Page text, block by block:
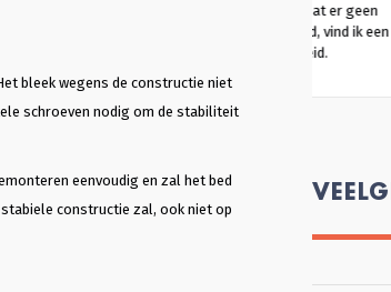
bleek wegens de constructie niet
schroeven nodig om de stabiliteit
eenvoudig en zal het bed
constructie zal, ook niet op
blij mee. Vanuit een
idee voor deze
gekozen. Ik had voor
die je nodig hebt op.
terecht gekomen. Dat er
metaal zit in het bed,
mooie bijkomstigheid.